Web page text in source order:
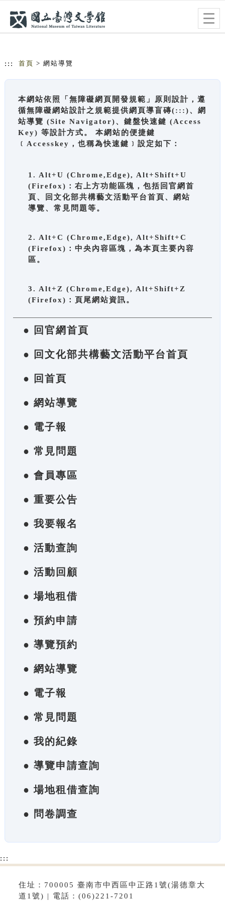
::: 首頁 > 網站導覽
本網站依照「無障礙網頁開發規範」原則設計，遵
循無障礙網站設計之規範提供網頁導盲磚(:::)、網
站導覽 (Site Navigator)、鍵盤快速鍵 (Access
Key) 等設計方式。 本網站的便捷鍵
﹝Accesskey，也稱為快速鍵﹞設定如下：
1. Alt+U (Chrome,Edge), Alt+Shift+U
(Firefox)：右上方功能區塊，包括回官網首
頁、回文化部共構藝文活動平台首頁、網站
導覽、常見問題等。
2. Alt+C (Chrome,Edge), Alt+Shift+C
(Firefox)：中央內容區塊，為本頁主要內容
區。
3. Alt+Z (Chrome,Edge), Alt+Shift+Z
(Firefox)：頁尾網站資訊。
● 回官網首頁
● 回文化部共構藝文活動平台首頁
● 回首頁
● 網站導覽
● 電子報
● 常見問題
● 會員專區
● 重要公告
● 我要報名
● 活動查詢
● 活動回顧
● 場地租借
● 預約申請
● 導覽預約
● 網站導覽
● 電子報
● 常見問題
● 我的紀錄
● 導覽申請查詢
● 場地租借查詢
● 問卷調查
:::
住址：700005 臺南市中西區中正路1號(湯德章大
道1號) | 電話：(06)221-7201